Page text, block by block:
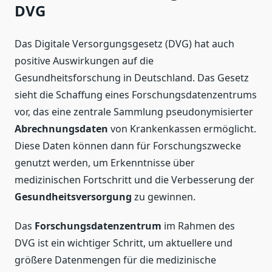
DVG
Das Digitale Versorgungsgesetz (DVG) hat auch
positive Auswirkungen auf die
Gesundheitsforschung in Deutschland. Das Gesetz
sieht die Schaffung eines Forschungsdatenzentrums
vor, das eine zentrale Sammlung pseudonymisierter
Abrechnungsdaten von Krankenkassen ermöglicht.
Diese Daten können dann für Forschungszwecke
genutzt werden, um Erkenntnisse über
medizinischen Fortschritt und die Verbesserung der
Gesundheitsversorgung zu gewinnen.
Das Forschungsdatenzentrum im Rahmen des
DVG ist ein wichtiger Schritt, um aktuellere und
größere Datenmengen für die medizinische